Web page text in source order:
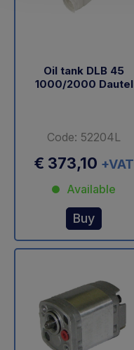
Oil tank DLB 45
1000/2000 Dautel
Code: 52204L
€ 373,10 +VAT
Available
Buy